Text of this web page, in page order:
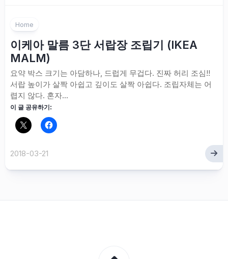
Home
이케아 말름 3단 서랍장 조립기 (IKEA
MALM)
요약 박스 크기는 아담하나, 드럽게 무겁다. 진짜 허리 조심!!
서랍 높이가 살짝 아쉽고 깊이도 살짝 아쉽다. 조립자체는 어
렵지 않다. 혼자...
이 글 공유하기:
2018-03-21